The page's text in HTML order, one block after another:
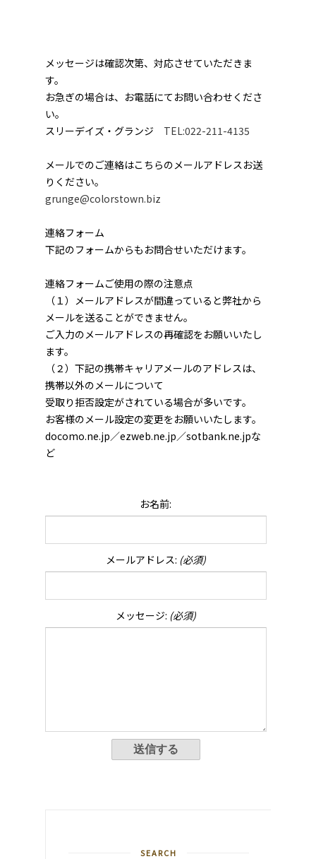
メッセージは確認次第、対応させていただきま
す。
お急ぎの場合は、お電話にてお問い合わせくださ
い。
スリーデイズ・グランジ TEL:022-211-4135
メールでのご連絡はこちらのメールアドレスお送
りください。
grunge@colorstown.biz
連絡フォーム
下記のフォームからもお問合せいただけます。
連絡フォームご使用の際の注意点
（１）メールアドレスが間違っていると弊社から
メールを送ることができません。
ご入力のメールアドレスの再確認をお願いいたし
ます。
（２）下記の携帯キャリアメールのアドレスは、
携帯以外のメールについて
受取り拒否設定がされている場合が多いです。
お客様のメール設定の変更をお願いいたします。
docomo.ne.jp／ezweb.ne.jp／sotbank.ne.jpな
ど
お名前:
メールアドレス: (必須)
メッセージ: (必須)
SEARCH